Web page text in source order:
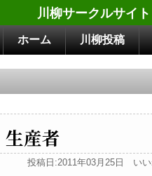
川柳サークルサイ
ホーム 川柳投稿
産者
投稿日:2011年03月25日 い